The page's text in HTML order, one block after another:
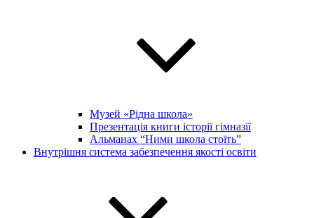
Музей «Рідна школа»
Презентація книги історії гімназії
Альманах “Ними школа стоїть”
Внутрішня система забезпечення якості освіти